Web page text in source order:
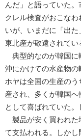
んだ」と語っていた
クレル検査がおこな
いが、いまだに「出た
東北産が敬遠されてい
典型的なのが韓国に
沖にかけての水産物の
ホヤは全国の生産の
産され、多くが韓国
として喜ばれていた。
製品が安く買われた
て支払われる。しか